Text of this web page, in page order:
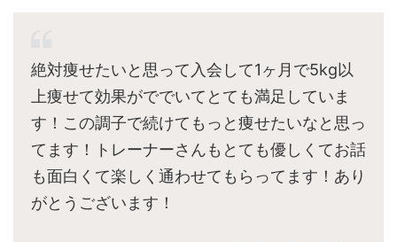
絶対痩せたいと思って入会して1ヶ月で5kg以
上痩せて効果がででいてとても満足していま
す！この調子で続けてもっと痩せたいなと思っ
てます！トレーナーさんもとても優しくてお話
も面白くて楽しく通わせてもらってます！あり
がとうございます！